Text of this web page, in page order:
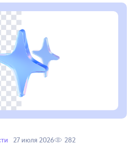
27 июля 2026 282